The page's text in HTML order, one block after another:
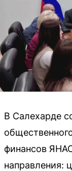
В Салехарде
финансов
направления: